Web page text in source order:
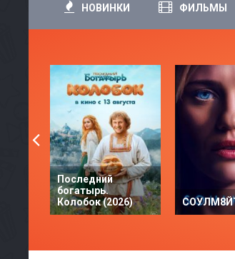
НОВИНКИ ФИЛЬМЫ
Последний
богатырь.
Колобок (2026)